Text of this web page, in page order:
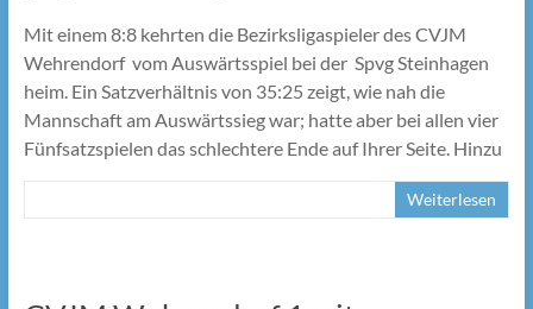
Mit einem 8:8 kehrten die Bezirksligaspieler des CVJM
Wehrendorf vom Auswärtsspiel bei der Spvg Steinhagen
heim. Ein Satzverhältnis von 35:25 zeigt, wie nah die
Mannschaft am Auswärtssieg war; hatte aber bei allen vier
Fünfsatzspielen das schlechtere Ende auf Ihrer Seite. Hinzu
Weiterlesen